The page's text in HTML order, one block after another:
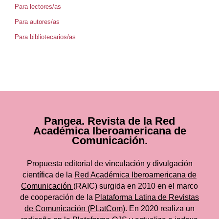
Para lectores/as
Para autores/as
Para bibliotecarios/as
Pangea. Revista de la Red
Académica Iberoamericana de
Comunicación.
Propuesta editorial de vinculación y divulgación
científica de la Red Académica Iberoamericana de
Comunicación (RAIC) surgida en 2010 en el marco
de cooperación de la Plataforma Latina de Revistas
de Comunicación (PLatCom). En 2020 realiza un